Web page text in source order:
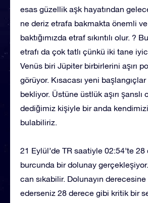
esas güzellik aşk hayatından
ne deriz etrafa bakmakta önemli
baktığımızda etraf sıkıntılı olur. ?
etrafı da çok tatlı çünkü iki tane
Venüs biri Jüpiter birbirlerini aşırı
görüyor. Kısacası yeni
bekliyor. Üstüne üstlük aşırı şanslı
dediğimiz kişiyle bir anda
bulabiliriz.
21 Eylül’de TR saatiyle 02:54’te 28
burcunda bir dolunay
can sıkabilir. Dolunayın
ederseniz 28 derece gibi kritik bir